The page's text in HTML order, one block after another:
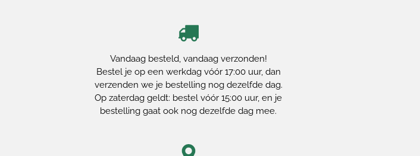
Vandaag besteld, vandaag verzonden!
Bestel je op een werkdag vóór 17:00 uur, dan
verzenden we je bestelling nog dezelfde dag.
Op zaterdag geldt: bestel vóór 15:00 uur, en je
bestelling gaat ook nog dezelfde dag mee.